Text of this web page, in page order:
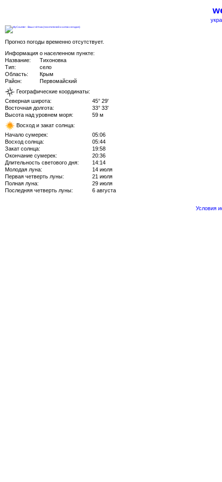
Прогноз погоды временно отсутствует.
Информация о населенном пункте:
Название:
Тихоновка
Тип:
село
Область:
Крым
Район:
Первомайский
Географические координаты:
Северная широта:
45° 29'
Восточная долгота:
33° 33'
Высота над уровнем моря:
59 м
Восход и закат солнца:
Начало сумерек:
05:06
Восход солнца:
05:44
Закат солнца:
19:58
Окончание сумерек:
20:36
Длительность светового дня:
14:14
Молодая луна:
14 июля
Первая четверть луны:
21 июля
Полная луна:
29 июля
Последняя четверть луны:
6 августа
Условия